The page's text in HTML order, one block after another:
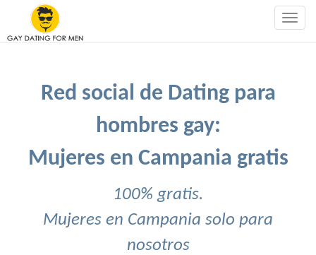
Red social de Dating para
hombres gay:
Mujeres en Campania gratis
100% gratis.
Mujeres en Campania solo para
nosotros